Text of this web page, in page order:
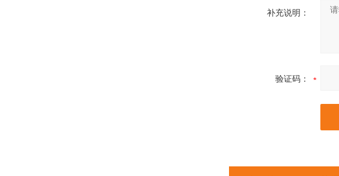
补充说明：
验证码：